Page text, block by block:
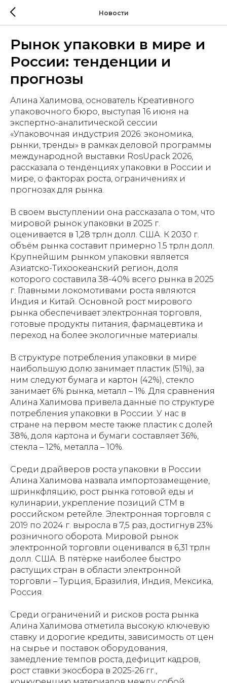
Новости
Рынок упаковки в мире и
России: тенденции и
прогнозы
Алина Халимова, основатель Креативного
упаковочного бюро, выступая 16 июня на
экспертно-аналитической сессии
«Упаковочная индустрия 2026: экономика,
рынки, тренды» в рамках деловой программы
международной выставки RosUpack 2026,
рассказала о тенденциях упаковки в России и
мире, о факторах роста, ограничениях и
прогнозах для рынка.
В своем выступлении она рассказала о том, что
мировой рынок упаковки в 2025 г.
оценивается в 1,28 трлн долл. США. К 2030 г.
объём рынка составит примерно 1.5 трлн долл.
Крупнейшим рынком упаковки является
Азиатско-Тихоокеанский регион, доля
которого составила 38-40% всего рынка в 2025
г. Главными локомотивами роста являются
Индия и Китай. Основной рост мирового
рынка обеспечивает электронная торговля,
готовые продукты питания, фармацевтика и
переход на более экологичные материалы.
В структуре потребления упаковки в мире
наибольшую долю занимает пластик (51%), за
ним следуют бумага и картон (42%), стекло
занимает 6% рынка, металл – 1%. Для сравнения
Алина Халимова привела данные по структуре
потребления упаковки в России. У нас в
стране на первом месте также пластик с долей
38%, доля картона и бумаги составляет 36%,
стекла – 12%, металла – 10%.
Среди драйверов роста упаковки в России
Алина Халимова назвала импортозамещение,
шринкфляцию, рост рынка готовой еды и
кулинарии, укрепление позиций СТМ в
российском ретейле. Электронная торговля с
2019 по 2024 г. выросла в 7,5 раз, достигнув 23%
розничного оборота. Мировой рынок
электронной торговли оценивался в 6,31 трлн
долл. США. В пятёрке наиболее быстро
растущих стран в области электронной
торговли – Турция, Бразилия, Индия, Мексика,
Россия.
Среди ограничений и рисков роста рынка
Алина Халимова отметила высокую ключевую
ставку и дорогие кредиты, зависимость от цен
на сырье и поставок оборудования,
замедление темпов роста, дефицит кадров,
рост ставки экосбора в 2025-26 гг.,